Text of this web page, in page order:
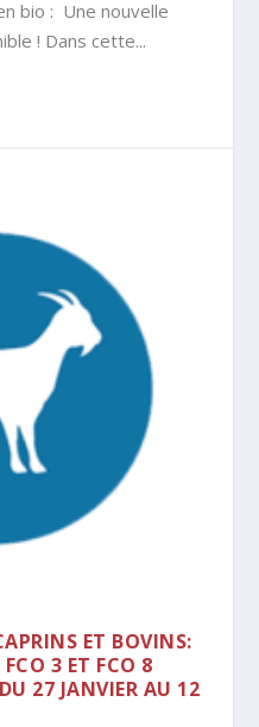
bio : Une nouvelle
! Dans cette...
ET BOVINS:
3 ET FCO 8
27 JANVIER AU 12